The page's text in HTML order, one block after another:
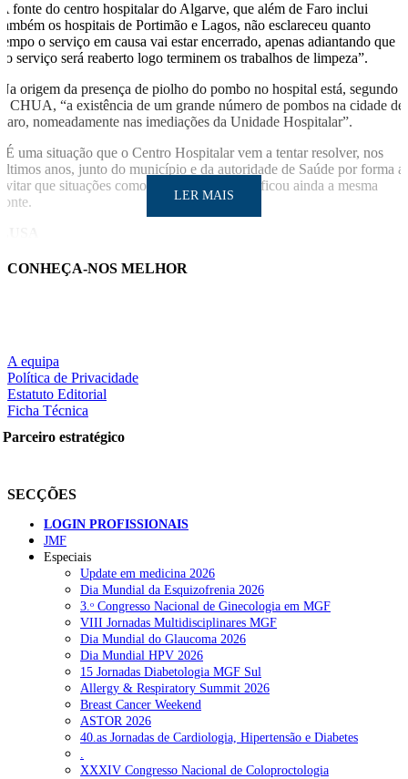
A fonte do centro hospitalar do Algarve, que além de Faro inclui
também os hospitais de Portimão e Lagos, não esclareceu quanto
tempo o serviço em causa vai estar encerrado, apenas adiantando que
“o serviço será reaberto logo terminem os trabalhos de limpeza”.
Na origem da presença de piolho do pombo no hospital está, segundo
o CHUA, “a existência de um grande número de pombos na cidade de
Faro, nomeadamente nas imediações da Unidade Hospitalar”.
“É uma situação que o Centro Hospitalar vem a tentar resolver, nos
últimos anos, junto do município e da autoridade de Saúde por forma a
evitar que situações como esta ocorram”, justificou ainda a mesma
fonte.
NOTÍCIAS RECENTES
Sindicato diz que nova carreira de médicos dentistas reforça
estabilidade no SNS 6 de Agosto, 2026
Mais de 400 utentes beneficiaram de comparticipação reforçada
para tratamentos de infertilidade na Madeira
Sindicato acusa ULS São João de negar direitos de parentalidade
aos médicos 6 de Agosto, 2026
LER MAIS
CONHEÇA-NOS MELHOR
A equipa
Política de Privacidade
Estatuto Editorial
Ficha Técnica
Parceiro estratégico
SECÇÕES
LOGIN PROFISSIONAIS
JMF
Especiais
Update em medicina 2026
Dia Mundial da Esquizofrenia 2026
3.ᵒ Congresso Nacional de Ginecologia em MGF
VIII Jornadas Multidisciplinares MGF
Dia Mundial do Glaucoma 2026
Dia Mundial HPV 2026
15 Jornadas Diabetologia MGF Sul
Allergy & Respiratory Summit 2026
Breast Cancer Weekend
ASTOR 2026
40.as Jornadas de Cardiologia, Hipertensão e Diabetes
.
XXXIV Congresso Nacional de Coloproctologia